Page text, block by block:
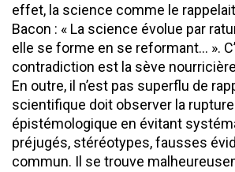
effet, la science comme le
Bacon : « La science évolue par
elle se forme en se reformant… ».
contradiction est la sève
En outre, il n’est pas superflu de
scientifique doit observer la rupture
épistémologique en évitant
préjugés, stéréotypes, fausses
commun. Il se trouve